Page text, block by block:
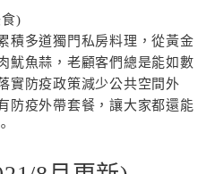
積多道獨門私房料理，從黃金
魷魚蒜，老顧客們總是能如數
實防疫政策減少公共空間外
防疫外帶套餐，讓大家都還能